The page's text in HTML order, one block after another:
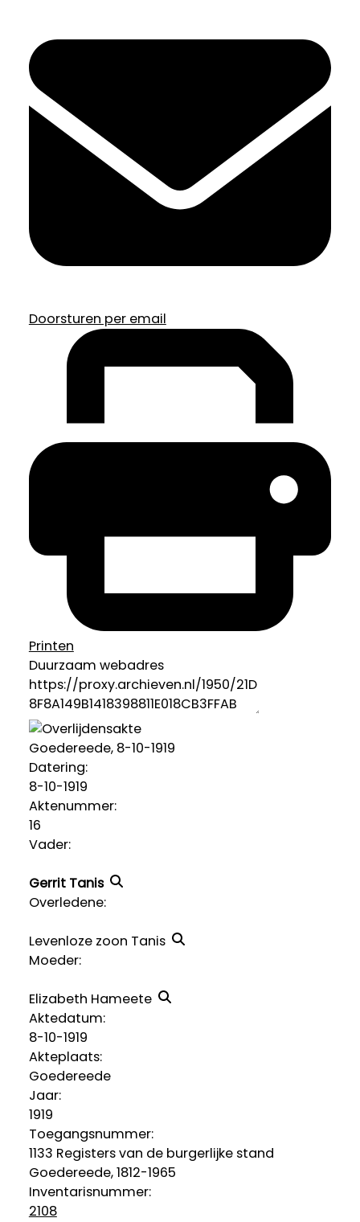
Doorsturen per email
Printen
Duurzaam webadres
Goedereede, 8-10-1919
Datering:
8-10-1919
Aktenummer:
16
Vader:
Gerrit Tanis
Overledene:
Levenloze zoon Tanis
Moeder:
Elizabeth Hameete
Aktedatum:
8-10-1919
Akteplaats:
Goedereede
Jaar:
1919
Toegangsnummer:
1133 Registers van de burgerlijke stand
Goedereede, 1812-1965
Inventarisnummer:
2108